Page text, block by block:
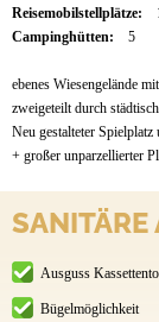
Reisemobilstellplätze:
Campinghütten:
5
ebenes Wiesengelände
zweigeteilt durch
Neu gestalteter
+ großer unparzellierter
SANITÄRE
Ausguss
Bügelmöglichkeit